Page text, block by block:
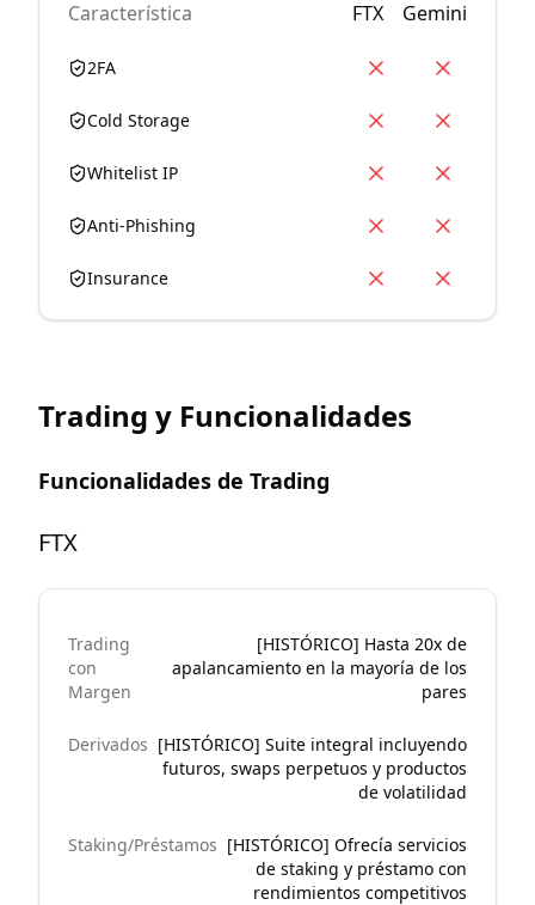
Característica FTX Gemini
2FA
Cold Storage
Whitelist IP
Anti-Phishing
Insurance
Trading y Funcionalidades
Funcionalidades de Trading
FTX
Trading
con
Margen
[HISTÓRICO] Hasta 20x de
apalancamiento en la mayoría de los
pares
Derivados [HISTÓRICO] Suite integral incluyendo
futuros, swaps perpetuos y productos
de volatilidad
Staking/Préstamos [HISTÓRICO] Ofrecía servicios
de staking y préstamo con
rendimientos competitivos